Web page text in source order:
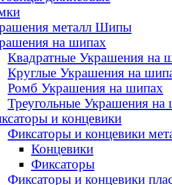
металл Шипы
на шипах
Квадратные Украшения на
Круглые Украшения на
Ромб Украшения на шипах
Треугольные Украшения на
и концевики
Фиксаторы и концевики
Концевики
Фиксаторы
Фиксаторы и концевики